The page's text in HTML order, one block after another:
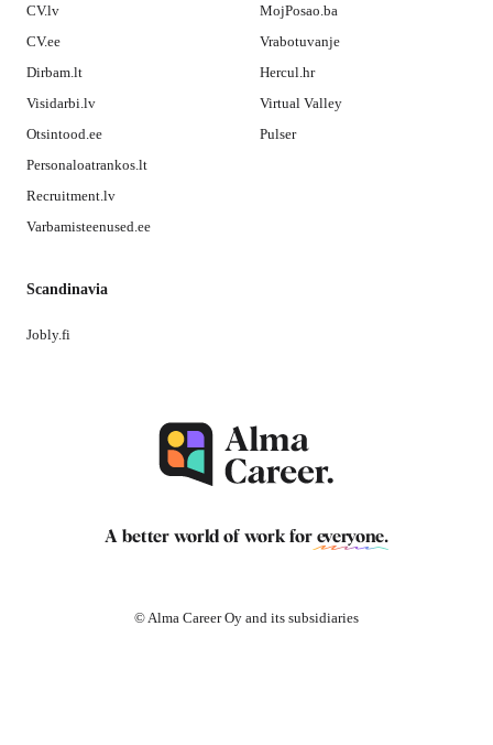
CV.lv
CV.ee
Dirbam.lt
Visidarbi.lv
Otsintood.ee
Personaloatrankos.lt
Recruitment.lv
Varbamisteenused.ee
MojPosao.ba
Vrabotuvanje
Hercul.hr
Virtual Valley
Pulser
Scandinavia
Jobly.fi
A better world of work for everyone.
© Alma Career Oy and its subsidiaries